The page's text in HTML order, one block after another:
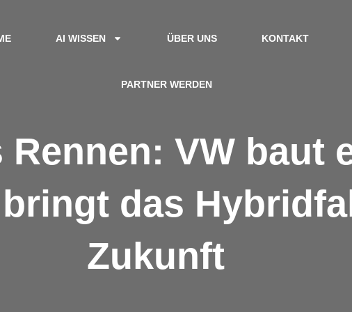
AI WISSEN ÜBER UNS KONTAKT
PARTNER WERDEN
VW baut
das
Zukunft